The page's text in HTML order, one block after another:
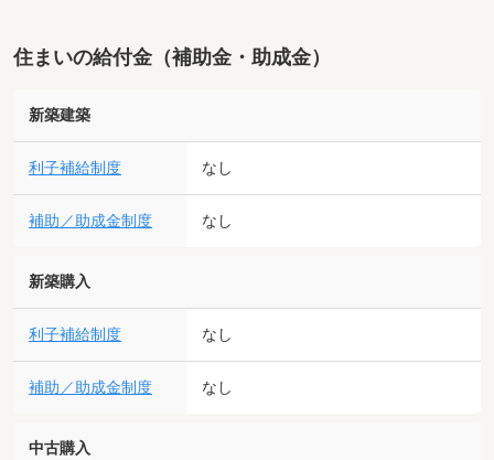
住まいの給付金（補助金・助成金）
新築建築
利子補給制度 なし
補助／助成金制度 なし
新築購入
利子補給制度 なし
補助／助成金制度 なし
中古購入